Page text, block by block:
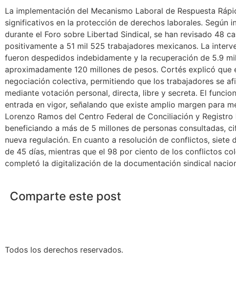
La implementación del Mecanismo Laboral de Respuesta
significativos en la protección de derechos laborales. Según
durante el Foro sobre Libertad Sindical, se han revisado 48
positivamente a 51 mil 525 trabajadores mexicanos. La
fueron despedidos indebidamente y la recuperación de 5.9
aproximadamente 120 millones de pesos. Cortés explicó
negociación colectiva, permitiendo que los trabajadores se
mediante votación personal, directa, libre y secreta. El
entrada en vigor, señalando que existe amplio margen para
Lorenzo Ramos del Centro Federal de Conciliación y
beneficiando a más de 5 millones de personas consultadas,
nueva regulación. En cuanto a resolución de conflictos,
de 45 días, mientras que el 98 por ciento de los conflictos
completó la digitalización de la documentación sindical
Comparte este post
Todos los derechos reservados.